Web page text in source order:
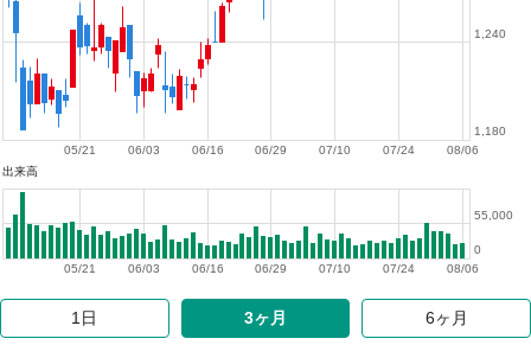
08/06
07/24
07/10
06/29
06/16
06/03
05/21
1,180
1,240
出来高
08/06
07/24
07/10
06/29
06/16
06/03
05/21
0
55,000
1日 3ヶ月 6ヶ月